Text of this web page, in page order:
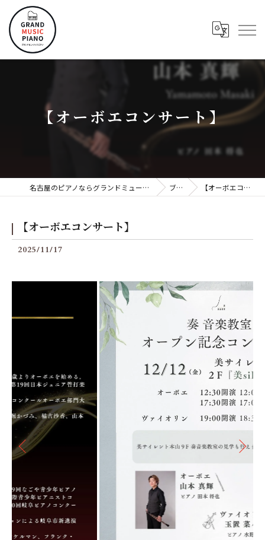
【オーボエコンサート】
名古屋のピアノならグランドミュージックピアノ株式会社 ブログ 【オーボエコンサート】
【オーボエコンサート】
2025/11/17